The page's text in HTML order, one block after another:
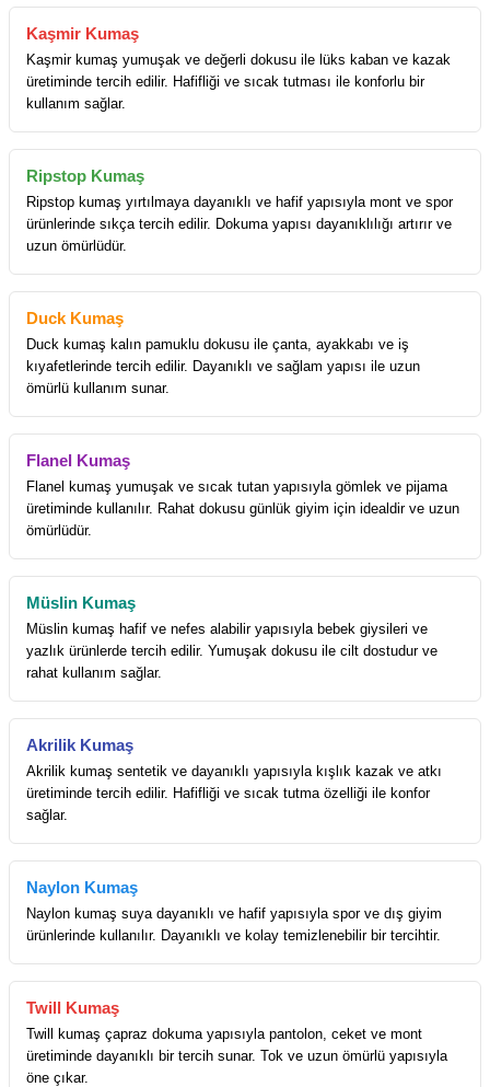
Kaşmir Kumaş
Kaşmir kumaş yumuşak ve değerli dokusu ile lüks kaban ve kazak
üretiminde tercih edilir. Hafifliği ve sıcak tutması ile konforlu bir
kullanım sağlar.
Ripstop Kumaş
Ripstop kumaş yırtılmaya dayanıklı ve hafif yapısıyla mont ve spor
ürünlerinde sıkça tercih edilir. Dokuma yapısı dayanıklılığı artırır ve
uzun ömürlüdür.
Duck Kumaş
Duck kumaş kalın pamuklu dokusu ile çanta, ayakkabı ve iş
kıyafetlerinde tercih edilir. Dayanıklı ve sağlam yapısı ile uzun
ömürlü kullanım sunar.
Flanel Kumaş
Flanel kumaş yumuşak ve sıcak tutan yapısıyla gömlek ve pijama
üretiminde kullanılır. Rahat dokusu günlük giyim için idealdir ve uzun
ömürlüdür.
Müslin Kumaş
Müslin kumaş hafif ve nefes alabilir yapısıyla bebek giysileri ve
yazlık ürünlerde tercih edilir. Yumuşak dokusu ile cilt dostudur ve
rahat kullanım sağlar.
Akrilik Kumaş
Akrilik kumaş sentetik ve dayanıklı yapısıyla kışlık kazak ve atkı
üretiminde tercih edilir. Hafifliği ve sıcak tutma özelliği ile konfor
sağlar.
Naylon Kumaş
Naylon kumaş suya dayanıklı ve hafif yapısıyla spor ve dış giyim
ürünlerinde kullanılır. Dayanıklı ve kolay temizlenebilir bir tercihtir.
Twill Kumaş
Twill kumaş çapraz dokuma yapısıyla pantolon, ceket ve mont
üretiminde dayanıklı bir tercih sunar. Tok ve uzun ömürlü yapısıyla
öne çıkar.